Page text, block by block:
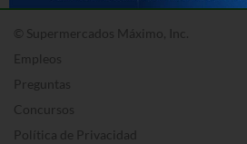
© Supermercados Máximo, Inc.
Empleos
Preguntas
Concursos
Política de Privacidad